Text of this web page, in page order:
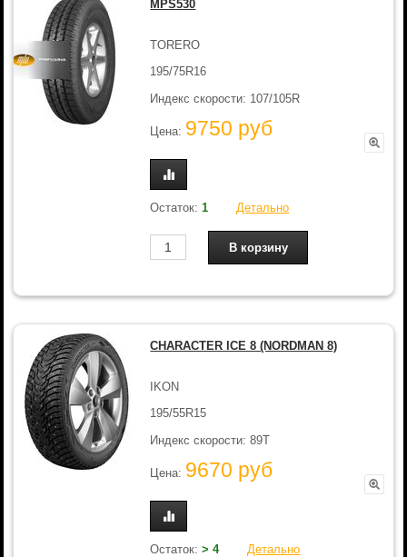
MPS530
TORERO
195/75R16
Индекс скорости: 107/105R
Цена: 9750 руб
Остаток: 1 Детально
CHARACTER ICE 8 (NORDMAN 8)
IKON
195/55R15
Индекс скорости: 89T
Цена: 9670 руб
Остаток:> 4 Детально